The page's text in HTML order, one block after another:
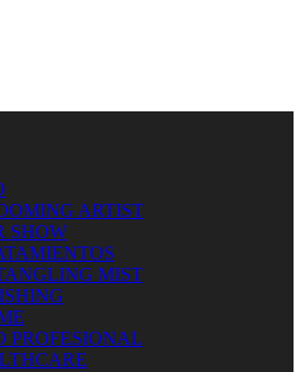
ARTIST
SHOW
MIST
PROFESIONAL